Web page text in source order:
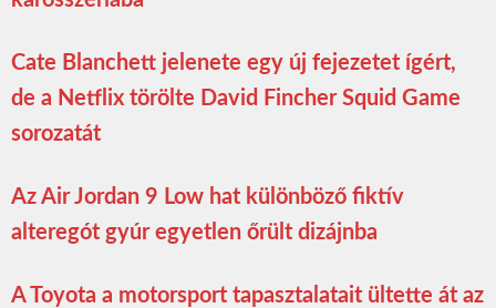
Cate Blanchett jelenete egy új fejezetet ígért,
de a Netflix törölte David Fincher Squid Game
sorozatát
Az Air Jordan 9 Low hat különböző fiktív
alteregót gyúr egyetlen őrült dizájnba
A Toyota a motorsport tapasztalatait ültette át az